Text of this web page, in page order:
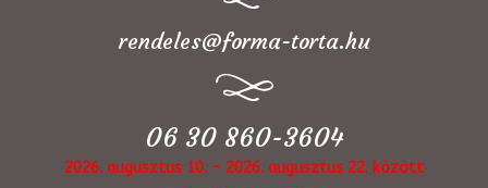
rendeles@forma-torta.hu
06 30 860-3604
2026. augusztus 10. - 2026. augusztus 22. között